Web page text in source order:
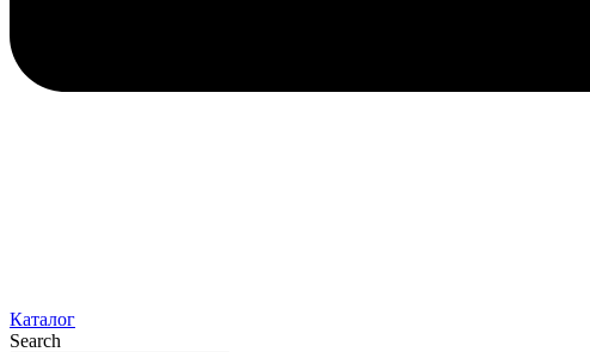
Каталог
Search